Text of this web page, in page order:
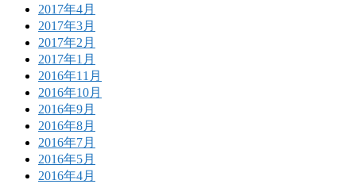
2017年4月
2017年3月
2017年2月
2017年1月
2016年11月
2016年10月
2016年9月
2016年8月
2016年7月
2016年5月
2016年4月